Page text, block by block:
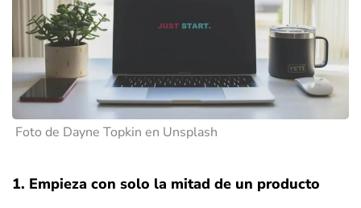
Foto de Dayne Topkin en Unsplash
1. Empieza con solo la mitad de un producto